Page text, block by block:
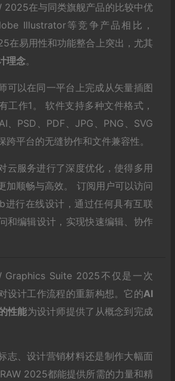
2025在与同类旗舰产品的比较中优
Illustrator等竞争产品相比，
在易用性和功能整合上突出，尤其
理念。
可以在同一平台上完成从矢量插图
工作1 。 软件支持多种文件格式，
、PSD、PDF、JPG、PNG、SVG
跨平台的无缝协作和文件兼容性。
云服务进行了深度优化，使得多用
加顺畅与高效。 订阅用户可以访问
进行在线设计，通过任何具有互联
和编辑设计，实现快速编辑、协作
Graphics Suite 2025不仅是一次
设计工作流程的重新构想。它的AI
性能为设计师提供了从概念到完成
志、设计营销材料还是制作大幅面
2025都能提供所需的力量和精